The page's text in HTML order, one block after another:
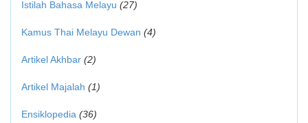
Istilah Bahasa Melayu (27)
Kamus Thai Melayu Dewan (4)
Artikel Akhbar (2)
Artikel Majalah (1)
Ensiklopedia (36)